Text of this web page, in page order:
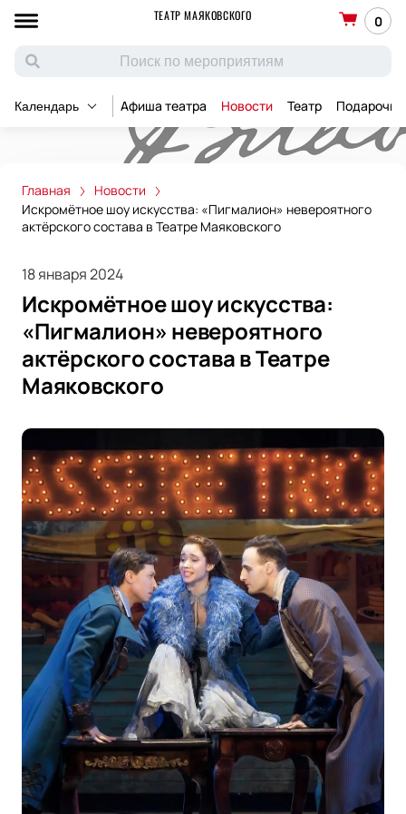
ТЕАТР МАЯКОВСКОГО 0
Календарь Афиша театра Новости Театр
Главная
Новости
Искромётное шоу искусства: «Пигмалион» невероятного
актёрского состава в Театре Маяковского
18 января 2024
Искромётное шоу искусства:
«Пигмалион» невероятного
актёрского состава в Театре
Маяковского